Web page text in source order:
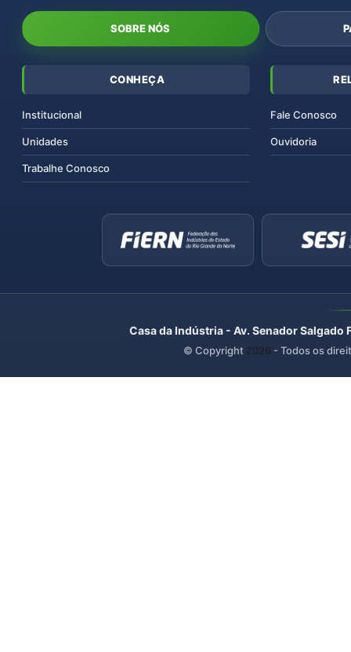
SOBRE NÓS
CONHEÇA
Institucional
Unidades
Trabalhe Conosco
Fale Conosco
Ouvidoria
Casa da Indústria - Av. Senador
© Copyright 2026 - Todos os